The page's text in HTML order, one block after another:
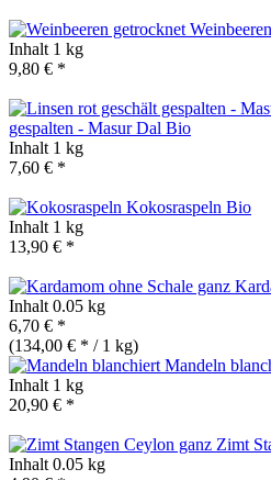
Inhalt 1 kg
9,80 € *
gespalten - Masur Dal Bio
Inhalt 1 kg
7,60 € *
Kokosraspeln Bio
Inhalt 1 kg
13,90 € *
Inhalt 0.05 kg
6,70 € *
(134,00 € * / 1 kg)
Mandeln
Inhalt 1 kg
20,90 € *
Zimt
Inhalt 0.05 kg